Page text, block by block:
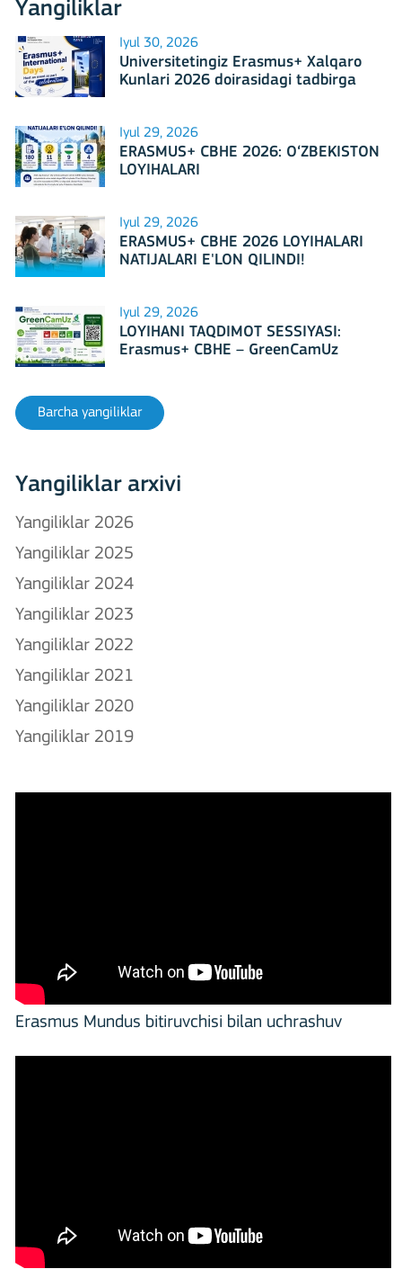
Yangiliklar
Iyul 30, 2026
Universitetingiz Erasmus+ Xalqaro
Kunlari 2026 doirasidagi tadbirga
Iyul 29, 2026
ERASMUS+ CBHE 2026: O‘ZBEKISTON
LOYIHALARI
Iyul 29, 2026
ERASMUS+ CBHE 2026 LOYIHALARI
NATIJALARI E'LON QILINDI!
Iyul 29, 2026
LOYIHANI TAQDIMOT SESSIYASI:
Erasmus+ CBHE – GreenCamUz
Barcha yangiliklar
Yangiliklar arxivi
Yangiliklar 2026
Yangiliklar 2025
Yangiliklar 2024
Yangiliklar 2023
Yangiliklar 2022
Yangiliklar 2021
Yangiliklar 2020
Yangiliklar 2019
Erasmus Mundus bitiruvchisi bilan uchrashuv